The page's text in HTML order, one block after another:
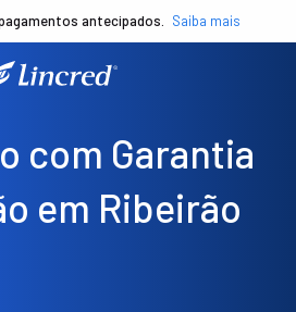
antecipados. Saiba mais
com Garantia
em Ribeirão